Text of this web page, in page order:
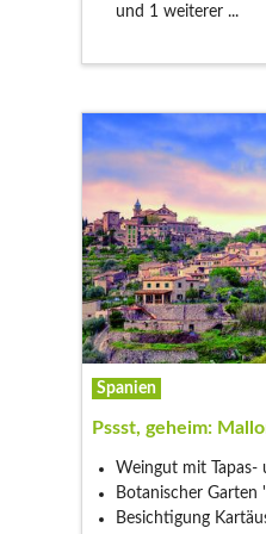
und 1 weiterer ...
Spanien
Pssst, geheim:
Weingut mit Tapas-
Botanischer Garten
Besichtigung